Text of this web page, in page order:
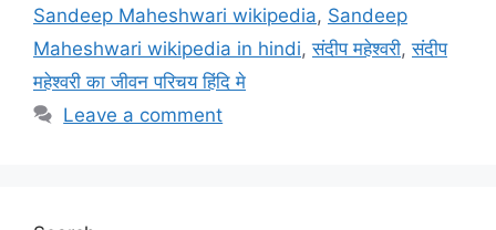
Sandeep Maheshwari wikipedia, Sandeep
Maheshwari wikipedia in hindi,संदीप महेश्वरी,संदीप
महेश्वरी का जीवन परिचय हिंदि मे
Leave a comment